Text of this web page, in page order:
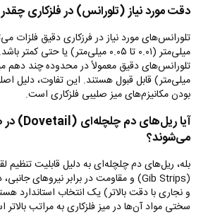
دقت مورد نیاز (تلورانس) در فلزکاری
تلورانس‌های مورد نیاز در فرزکاری دقیق فلزات
میلی‌متر (۰.۰۱ تا ۰.۰۵ میلی‌متر) یا
میلی‌متر) قابل قبول هستند. این تفاوت، دلیل
بودن مکانیزم‌های میز صلیبی فلزکاری است.
آیا ریل‌های دم چلچله‌ای (Dovetail) در
می‌شوند؟
بله، ریل‌های دم چلچله‌ای به دلیل قابلیت تنظیم
(
Gib Strips) و مقاومت در برابر نیروهای
و نجاری با دقت بالاتر) یک انتخاب استاندارد
سختی مواد آن‌ها در میز فلزکاری به مراتب